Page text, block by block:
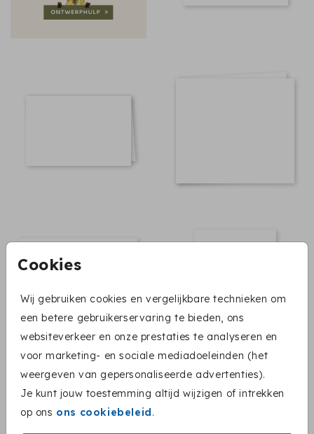
Cookies
Wij gebruiken cookies en vergelijkbare technieken om
een betere gebruikerservaring te bieden, ons
websiteverkeer en onze prestaties te analyseren en
voor marketing- en sociale mediadoeleinden (het
weergeven van gepersonaliseerde advertenties).
Je kunt jouw toestemming altijd wijzigen of intrekken
op ons ons cookiebeleid.